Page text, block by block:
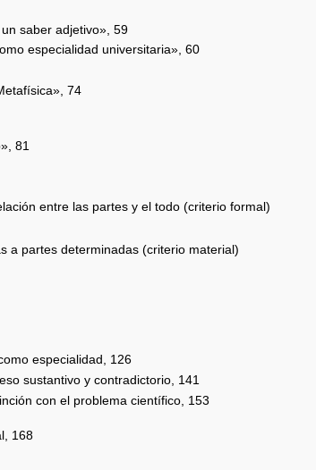
saber adjetivo», 59
especialidad universitaria», 60
74
81
entre las partes y el todo (criterio formal)
a partes determinadas (criterio material)
especialidad, 126
sustantivo y contradictorio, 141
con el problema científico, 153
168